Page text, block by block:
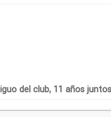
del club, 11 años juntos